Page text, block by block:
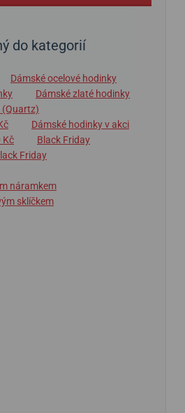
do kategorií
Dámské ocelové hodinky
Dámské zlaté hodinky
(Quartz)
Dámské hodinky v akci
Kč
Black Friday
Friday
náramkem
sklíčkem